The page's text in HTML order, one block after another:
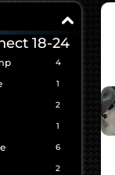
18-24
4
1
2
1
6
2